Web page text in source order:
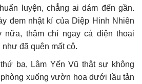
luyện, chẳng ai dám đến gần.
đem nhật kí của Diệp Hinh Nhiên
nữa, thậm chí ngay cả điện thoại
đã quên mất cô.
ba, Lâm Yến Vũ thật sự không
xuống vườn hoa dưới lầu tản